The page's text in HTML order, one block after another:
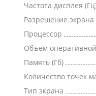
Частота дисплея
Разрешение экрана
Процессор
Объем
Память (Гб)
Количество точек
Тип экрана